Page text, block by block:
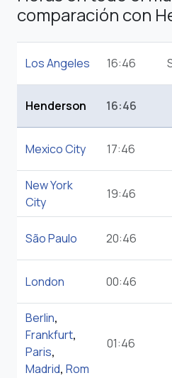
comparación con
Los Angeles 16:46
Henderson 16:46
Mexico City 17:46
New York
City
19:46
São Paulo 20:46
London 00:46
Berlin,
Frankfurt,
Paris,
Madrid, Rom
01:46